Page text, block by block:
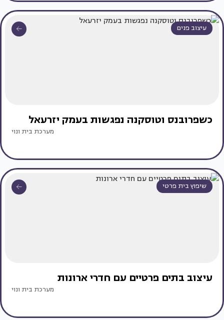
עיצוב פנים
כשפרובנס וטוסקנה נפגשות בעמק יזרעאל
מערכת בית ונוי
שיפוץ בית פרטי
עיצוב בתים פרטיים עם חדרי ארונות
מערכת בית ונוי